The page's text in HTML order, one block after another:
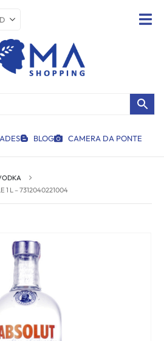
BLOG CAMERA DA PONTE
1 L – 7312040221004